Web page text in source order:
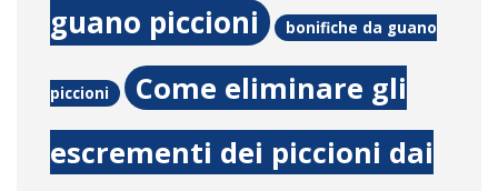
guano piccioni
bonifiche da guano
piccioni
Come eliminare gli
escrementi dei piccioni dai